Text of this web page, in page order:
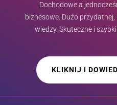
Dochodowe a
biznesowe. Dużo
wiedzy. Skuteczne i
KLIKNIJ I